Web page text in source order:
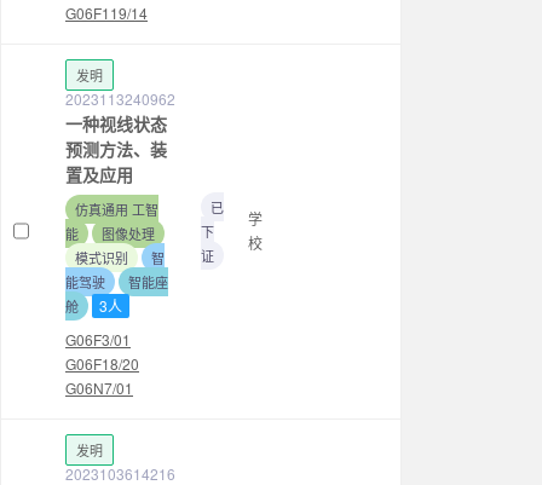
G06F119/14
发明
2023113240962
一种视线状态
预测方法、装
置及应用
仿真通用 工智
能
图像处理
模式识别
智
能驾驶
智能座
舱
3人
G06F3/01
G06F18/20
G06N7/01
已
下
证
学
校
发明
2023103614216